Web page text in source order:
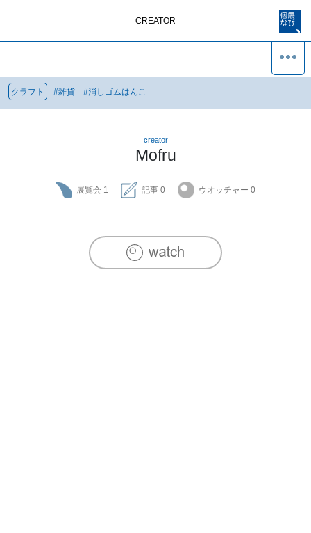
CREATOR
クラフト #雑貨 #消しゴムはんこ
creator
Mofru
展覧会 1 記事 0 ウオッチャー 0